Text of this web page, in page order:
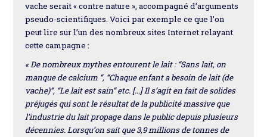
vache serait « contre nature », accompagné d’arguments
pseudo-scientifiques. Voici par exemple ce que l’on
peut lire sur l’un des nombreux sites Internet relayant
cette campagne :
« De nombreux mythes entourent le lait : “Sans lait, on
manque de calcium “, “Chaque enfant a besoin de lait (de
vache)”, “Le lait est sain” etc. [...] Il s’agit en fait de solides
préjugés qui sont le résultat de la publicité massive que
l’industrie du lait propage dans le public depuis plusieurs
décennies. Lorsqu’on sait que 3,9 millions de tonnes de